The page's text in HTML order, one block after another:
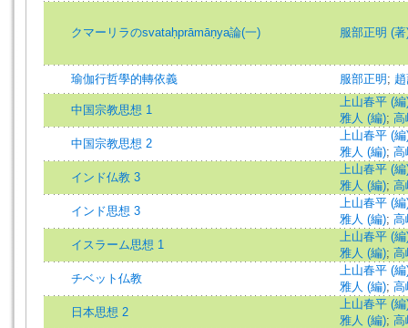
クマーリラのsvataḥprāmāṇya論(一) 服部正明 (
瑜伽行哲學的轉依義 服部正明 ;
中国宗教思想 1
上山春平 (編
雅人 (編); 高
中国宗教思想 2
上山春平 (編
雅人 (編); 高
インド仏教 3
上山春平 (編
雅人 (編); 高
インド思想 3
上山春平 (編
雅人 (編); 高
イスラーム思想 1
上山春平 (編
雅人 (編); 高
チベット仏教
上山春平 (編
雅人 (編); 高
日本思想 2
上山春平 (編
雅人 (編); 高